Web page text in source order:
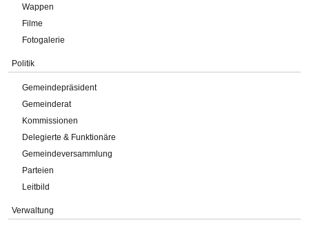
Wappen
Filme
Fotogalerie
Politik
Gemeindepräsident
Gemeinderat
Kommissionen
Delegierte & Funktionäre
Gemeindeversammlung
Parteien
Leitbild
Verwaltung